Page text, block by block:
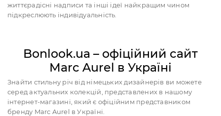
життєрадісні надписи та інші ідеї найкращим чином
підкреслюють індивідуальність.
Bonlook.ua – офіційний сайт
Marc Aurel в Україні
Знайти стильну річ від німецьких дизайнерів ви можете
серед актуальних колекцій, представлених в нашому
інтернет-магазині, який є офіційним представником
бренду Marc Aurel в Україні.